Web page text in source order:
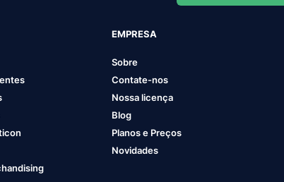
EMPRESA
Sobre
Contate-nos
Nossa licença
Blog
Planos e Preços
Novidades